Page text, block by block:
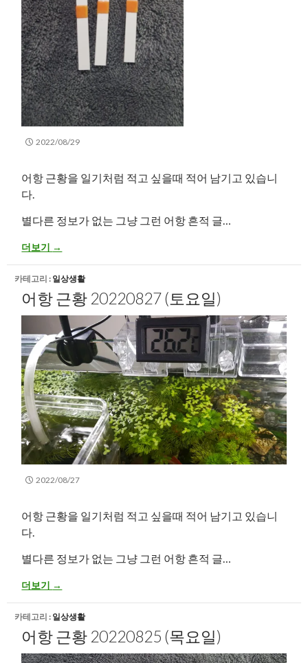
2022/08/29
어항 근황을 일기처럼 적고 싶을때 적어 남기고 있습니
다.
별다른 정보가 없는 그냥 그런 어항 흔적 글…
어항 근황 20220828 (일요일)
더보기 →
카테고리 : 일상생활
어항 근황 20220827 (토요일)
2022/08/27
어항 근황을 일기처럼 적고 싶을때 적어 남기고 있습니
다.
별다른 정보가 없는 그냥 그런 어항 흔적 글…
어항 근황 20220827 (토요일)
더보기 →
카테고리 : 일상생활
어항 근황 20220825 (목요일)